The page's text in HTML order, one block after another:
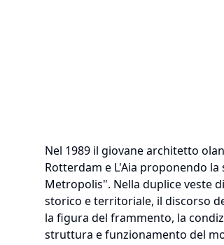
Nel 1989 il giovane architetto
Rotterdam e L'Aia proponendo
Metropolis". Nella duplice veste
storico e territoriale, il discorso
la figura del frammento, la
struttura e funzionamento del